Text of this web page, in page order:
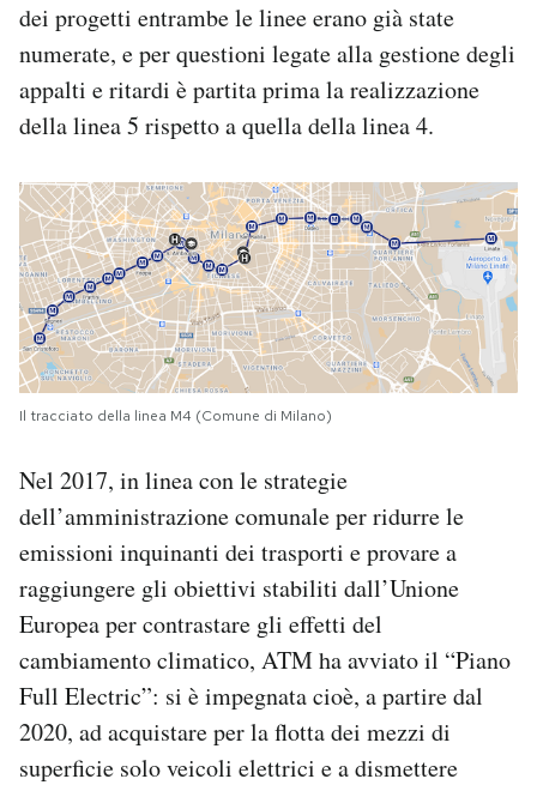
dei progetti entrambe le linee erano già state
numerate, e per questioni legate alla gestione degli
appalti e ritardi è partita prima la realizzazione
della linea 5 rispetto a quella della linea 4.
Il tracciato della linea M4 (Comune di Milano)
Nel 2017, in linea con le strategie
dell’amministrazione comunale per ridurre le
emissioni inquinanti dei trasporti e provare a
raggiungere gli obiettivi stabiliti dall’Unione
Europea per contrastare gli effetti del
cambiamento climatico, ATM ha avviato il “Piano
Full Electric”: si è impegnata cioè, a partire dal
2020, ad acquistare per la flotta dei mezzi di
superficie solo veicoli elettrici e a dismettere